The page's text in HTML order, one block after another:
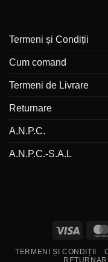
Termeni și Condiții
Cum comand
Termeni de Livrare
Returnare
A.N.P.C.
A.N.P.C.-S.A.L
Visa
TERMENI ȘI CONDIȚII